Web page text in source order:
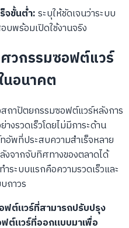
จขั้นต่ำ:ระบุให้ชัดเจนว่าระบบ
พร้อมเปิดใช้งานจริง
วกรรมซอฟต์แวร์
นอนาคต
ถาปัตยกรรมซอฟต์แวร์หลังการ
งรวดเร็วโดยไม่มีภาระด้าน
อัพที่ประสบความสำเร็จหลาย
งจากจับทิศทางของตลาดได้
ระบบแรกคือความรวดเร็วและ
ถาวร
ฟต์แวร์ที่สามารถปรับปรุง
ฟต์แวร์ที่ออกแบบมาเพื่อ